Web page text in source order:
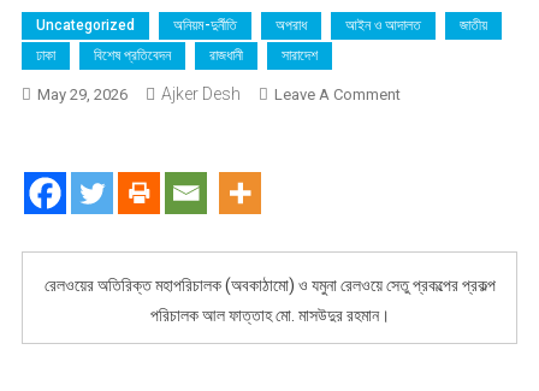
Uncategorized অনিয়ম-দুর্নীতি অপরাধ আইন ও আদালত
জাতীয়
ঢাকা
বিশেষ প্রতিবেদন রাজধানী সারাদেশ
May 29, 2026 Ajker Desh Leave A CommentOn
অনিয়মের
:
রেলওয়ের অতিরিক্ত মহাপরিচালক (অবকাঠামো) ও যমুনা রেলওয়ে সেতু প্রকল্পের প্রকল্প
পরিচালক আল ফাত্তাহ মো. মাসউদুর রহমান।